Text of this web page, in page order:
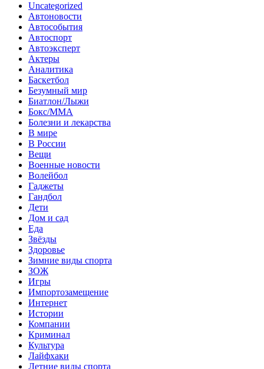
Uncategorized
Автоновости
Автособытия
Автоспорт
Автоэксперт
Актеры
Аналитика
Баскетбол
Безумный мир
Биатлон/Лыжи
Бокс/MMA
Болезни и лекарства
В мире
В России
Вещи
Военные новости
Волейбол
Гаджеты
Гандбол
Дети
Дом и сад
Еда
Звёзды
Здоровье
Зимние виды спорта
ЗОЖ
Игры
Импортозамещение
Интернет
Истории
Компании
Криминал
Культура
Лайфхаки
Летние виды спорта